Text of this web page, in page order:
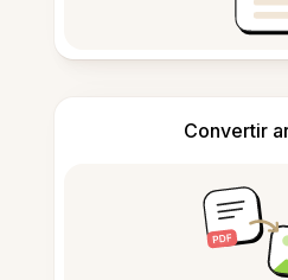
Convertir